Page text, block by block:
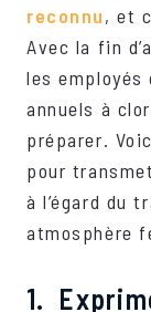
reconnu, et
Avec la fin
les
annuels à
préparer.
pour
à l’égard du
atmosphère
1.